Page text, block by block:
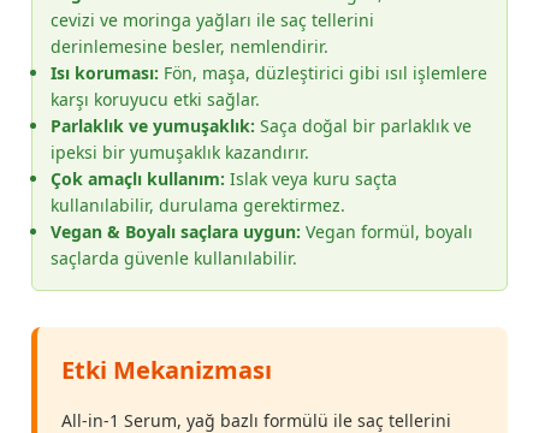
cevizi ve moringa yağları ile saç tellerini
derinlemesine besler, nemlendirir.
Isı koruması: Fön, maşa, düzleştirici gibi ısıl işlemlere
karşı koruyucu etki sağlar.
Parlaklık ve yumuşaklık: Saça doğal bir parlaklık ve
ipeksi bir yumuşaklık kazandırır.
Çok amaçlı kullanım: Islak veya kuru saçta
kullanılabilir, durulama gerektirmez.
Vegan & Boyalı saçlara uygun: Vegan formül, boyalı
saçlarda güvenle kullanılabilir.
Etki Mekanizması
All-in-1 Serum, yağ bazlı formülü ile saç tellerini